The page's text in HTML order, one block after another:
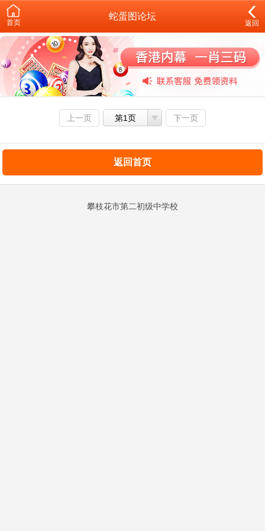
首页
蛇蛋图论坛
返回
上一页 第1页 下一页
返回首页
攀枝花市第二初级中学校